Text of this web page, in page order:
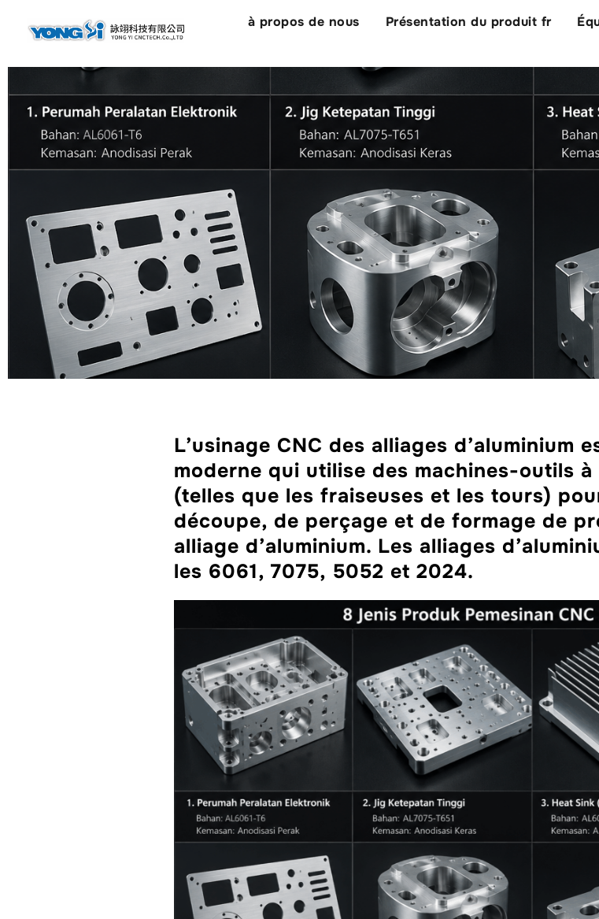
à propos de nous Présentation du produit fr
L’usinage CNC des alliages d’aluminium
moderne qui utilise des machines-outils à
(telles que les fraiseuses et les tours)
découpe, de perçage et de formage de
alliage d’aluminium. Les alliages
les 6061, 7075, 5052 et 2024.